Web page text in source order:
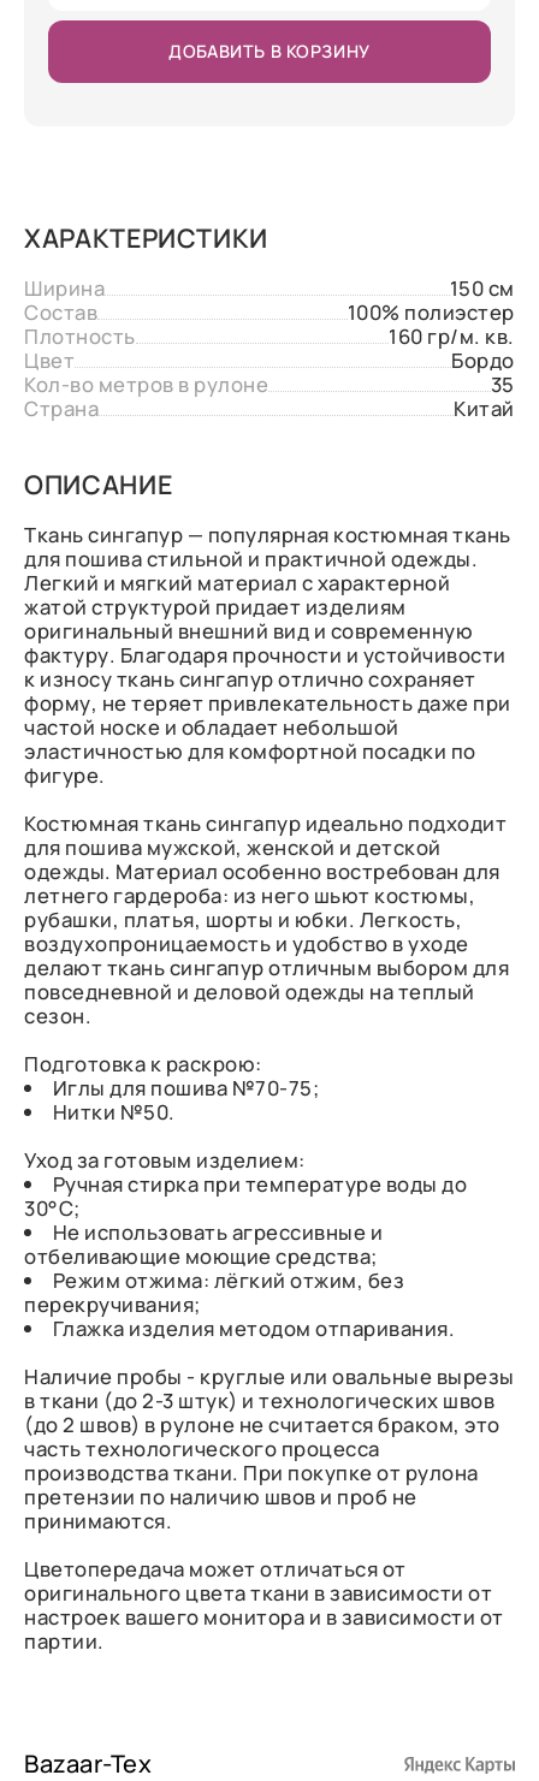
ДОБАВИТЬ В КОРЗИНУ
ХАРАКТЕРИСТИКИ
Ширина
150 см
Состав
100% полиэстер
Плотность
160 гр/м. кв.
Цвет
Бордо
Кол-во метров в рулоне
35
Страна
Китай
ОПИСАНИЕ
Ткань сингапур — популярная костюмная ткань
для пошива стильной и практичной одежды.
Легкий и мягкий материал с характерной
жатой структурой придает изделиям
оригинальный внешний вид и современную
фактуру. Благодаря прочности и устойчивости
к износу ткань сингапур отлично сохраняет
форму, не теряет привлекательность даже при
частой носке и обладает небольшой
эластичностью для комфортной посадки по
фигуре.
Костюмная ткань сингапур идеально подходит
для пошива мужской, женской и детской
одежды. Материал особенно востребован для
летнего гардероба: из него шьют костюмы,
рубашки, платья, шорты и юбки. Легкость,
воздухопроницаемость и удобство в уходе
делают ткань сингапур отличным выбором для
повседневной и деловой одежды на теплый
сезон.
Подготовка к раскрою:
Иглы для пошива №70-75;
Нитки №50.
Уход за готовым изделием:
Ручная стирка при температуре воды до
30°С;
Не использовать агрессивные и
отбеливающие моющие средства;
Режим отжима: лёгкий отжим, без
перекручивания;
Глажка изделия методом отпаривания.
Наличие пробы - круглые или овальные вырезы
в ткани (до 2-3 штук) и технологических швов
(до 2 швов) в рулоне не считается браком, это
часть технологического процесса
производства ткани. При покупке от рулона
претензии по наличию швов и проб не
принимаются.
Цветопередача может отличаться от
оригинального цвета ткани в зависимости от
настроек вашего монитора и в зависимости от
партии.
Bazaar-Tex